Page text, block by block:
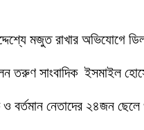
মজুত রাখার অভিযোগে
তরুণ সাংবাদিক ইসমাইল
নেতাদের ২৪জন ছেলে